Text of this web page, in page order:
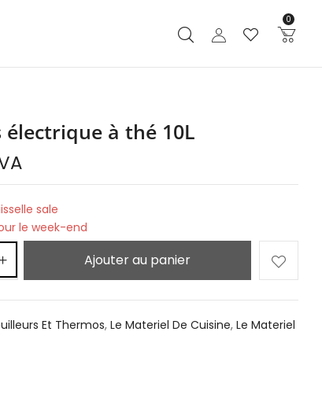
0
électrique à thé 10L
sale
le week-end
Ajouter au panier
Et Thermos,Le Materiel De Cuisine,Le Materiel